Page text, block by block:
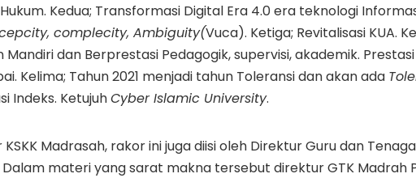
Kedua; Transformasi Digital Era 4.0 era teknologi
complecity, Ambiguity(Vuca). Ketiga; Revitalisasi KUA.
dan Berprestasi Pedagogik, supervisi, akademik.
Kelima; Tahun 2021 menjadi tahun Toleransi dan akan ada
Indeks. KetujuhCyber Islamic University.
Madrasah, rakor ini juga diisi oleh Direktur Guru dan Tenaga
materi yang sarat makna tersebut direktur GTK Madrah